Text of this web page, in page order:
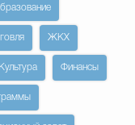
Избирательная
Гостям Городского
ЖКХ
Культура Финансы